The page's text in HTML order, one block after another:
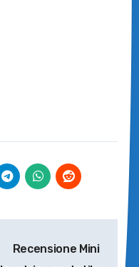
Recensione Mini